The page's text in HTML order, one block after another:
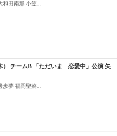
田南那 小笠...
） チームB 「ただいま 恋愛中」公演 矢
夢 福岡聖菜...